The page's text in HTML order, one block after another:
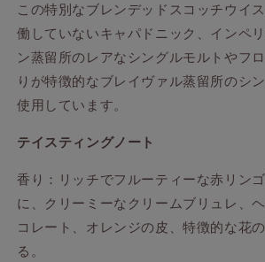
この特別なブレンデッドスコッチウイ
働していないキャパドニック、インペ
ン蒸留所のレアなシングルモルトやフ
りが特徴的なブレイヴァル蒸留所のシ
使用しています。
テイスティングノート
香り：リッチでフルーティーな赤リン
に、クリーミーなクリームブリュレ、
コレート、オレンジの皮、特徴的な花
る。